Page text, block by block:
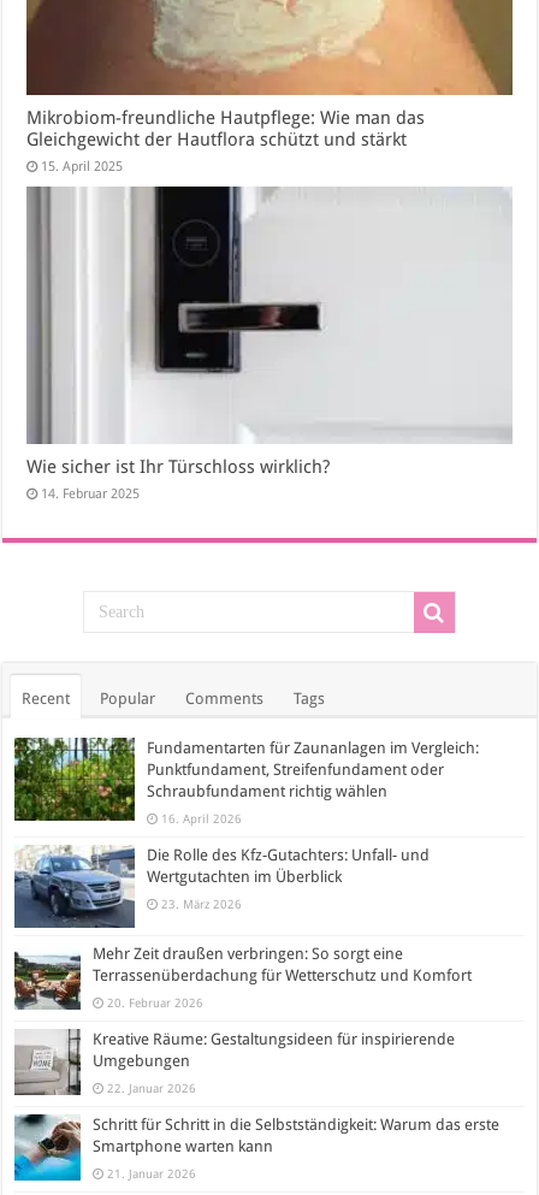
Mikrobiom-freundliche Hautpflege: Wie man das
Gleichgewicht der Hautflora schützt und stärkt
15. April 2025
Wie sicher ist Ihr Türschloss wirklich?
14. Februar 2025
Recent Popular Comments Tags
Fundamentarten für Zaunanlagen im Vergleich:
Punktfundament, Streifenfundament oder
Schraubfundament richtig wählen
16. April 2026
Die Rolle des Kfz-Gutachters: Unfall- und
Wertgutachten im Überblick
23. März 2026
Mehr Zeit draußen verbringen: So sorgt eine
Terrassenüberdachung für Wetterschutz und Komfort
20. Februar 2026
Kreative Räume: Gestaltungsideen für inspirierende
Umgebungen
22. Januar 2026
Schritt für Schritt in die Selbstständigkeit: Warum das erste
Smartphone warten kann
21. Januar 2026